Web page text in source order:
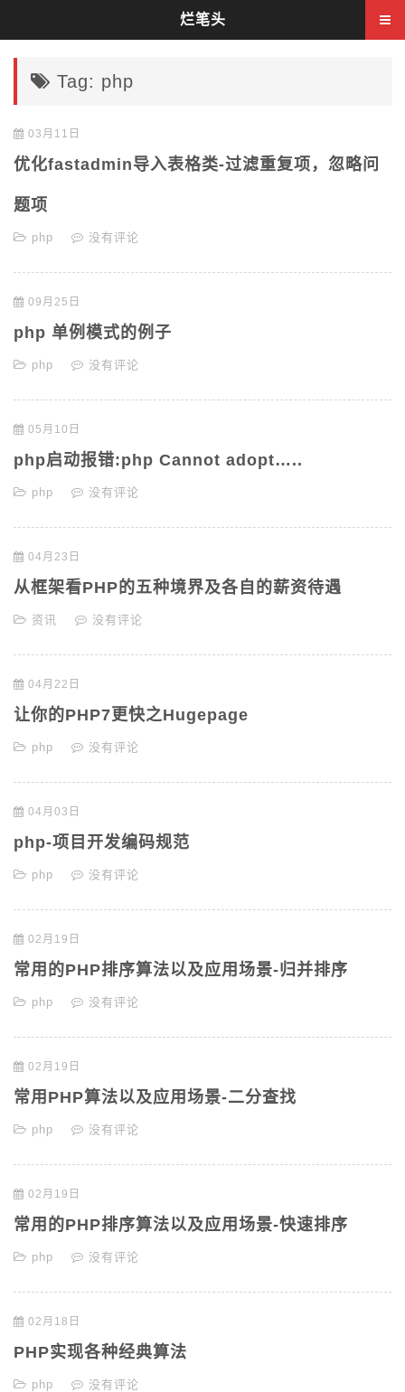
Tag: php
03月11日
优化fastadmin导入表格类-过滤重复项，忽略问
题项
php 没有评论
09月25日
php 单例模式的例子
php 没有评论
05月10日
php启动报错:php Cannot adopt…..
php 没有评论
04月23日
从框架看PHP的五种境界及各自的薪资待遇
资讯 没有评论
04月22日
让你的PHP7更快之Hugepage
php 没有评论
04月03日
php-项目开发编码规范
php 没有评论
02月19日
常用的PHP排序算法以及应用场景-归并排序
php 没有评论
02月19日
常用PHP算法以及应用场景-二分查找
php 没有评论
02月19日
常用的PHP排序算法以及应用场景-快速排序
php 没有评论
02月18日
PHP实现各种经典算法
php 没有评论
烂笔头